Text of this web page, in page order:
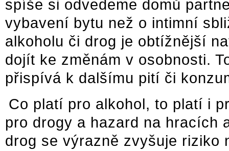
spíše si odvedeme domů
vybavení bytu než o intimní
alkoholu či drog je obtížnější
dojít ke změnám v osobnosti.
přispívá k dalšímu pití či
Co platí pro alkohol, to platí i
pro drogy a hazard na hracích
drog se výrazně zvyšuje riziko